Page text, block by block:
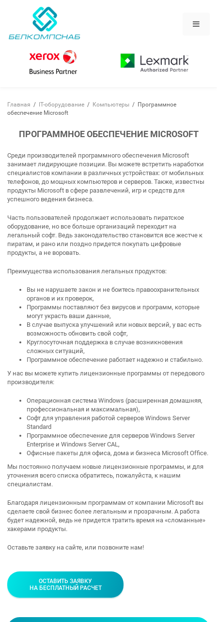
содержанию
Главная / IT-оборудование / Компьютеры / Программное
обеспечение Microsoft
ПРОГРАММНОЕ ОБЕСПЕЧЕНИЕ MICROSOFT
Среди производителей программного обеспечения Microsoft
занимает лидирующие позиции. Вы можете встретить наработки
специалистов компании в различных устройствах: от мобильных
телефонов, до мощных компьютеров и серверов. Также, известны
продукты Microsoft в сфере развлечений, игр и средств для
успешного ведения бизнеса.
Часть пользователей продолжает использовать пиратское
оборудование, но все больше организаций переходит на
легальный софт. Ведь законодательство становится все жестче к
пиратам, и рано или поздно придется покупать цифровые
продукты, а не воровать.
Преимущества использования легальных продуктов:
Вы не нарушаете закон и не боитесь правоохранительных
органов и их проверок,
Программы поставляют без вирусов и программ, которые
могут украсть ваши данные,
В случае выпуска улучшений или новых версий, у вас есть
возможность обновить свой софт,
Круглосуточная поддержка в случае возникновения
сложных ситуаций,
Программное обеспечение работает надежно и стабильно.
У нас вы можете купить лицензионные программы от передового
производителя:
Операционная система Windows (расширенная домашняя,
профессиональная и максимальная),
Софт для управления работой серверов Windows Server
Standard
Программное обеспечение для серверов Windows Server
Enterprise и Windows Server CAL,
Офисные пакеты для офиса, дома и бизнеса Microsoft Office.
Мы постоянно получаем новые лицензионные программы, и для
уточнения всего списка обратитесь, пожалуйста, к нашим
специалистам.
Благодаря лицензионным программам от компании Microsoft вы
сделаете свой бизнес более легальным и прозрачным. А работа
будет надежной, ведь не придется тратить время на «сломанные»
хакерами продукты.
Оставьте заявку на сайте, или позвоните нам!
ОСТАВИТЬ ЗАЯВКУ
НА БЕСПЛАТНЫЙ РАСЧЕТ